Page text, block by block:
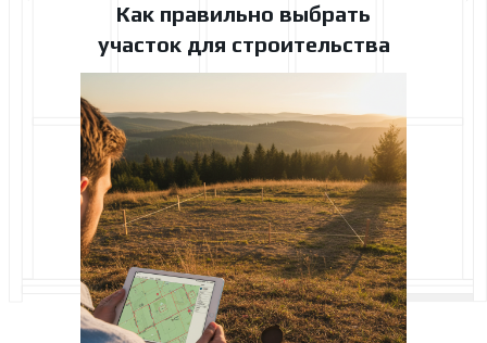
Как правильно выбрать
участок для строительства